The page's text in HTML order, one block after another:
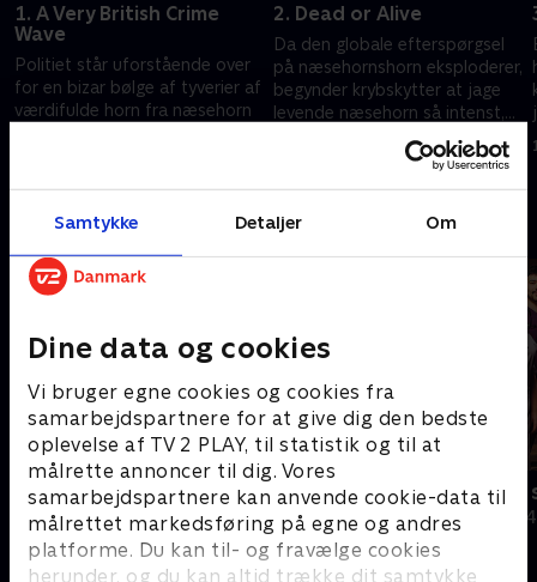
Samtykke Detaljer Om
Dine data og cookies
Vi bruger egne cookies og cookies fra
samarbejdspartnere for at give dig den bedste
oplevelse af TV 2 PLAY, til statistik og til at
målrette annoncer til dig. Vores
samarbejdspartnere kan anvende cookie-data til
målrettet markedsføring på egne og andres
platforme. Du kan til- og fravælge cookies
herunder, og du kan altid trække dit samtykke
1. A Very British Crime
Wave
Politiet står uforstående over
for en bizar bølge af tyverier af
værdifulde horn fra næsehorn
2. Dead or Alive
Da den globale efterspørgsel
på næsehornshorn eksploderer,
begynder krybskytter at jage
levende næsehorn så intenst,
1. marts 2024 • 48 min
Andre så også
Grænsepatruljen Australien
Dokumentar • 4 sæsoner
24 timer på
Dokumentar •